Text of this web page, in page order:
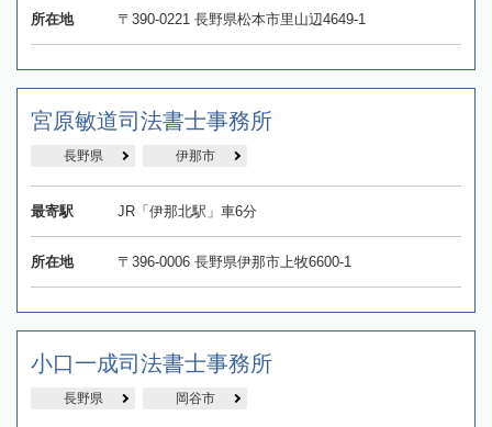
所在地 〒390-0221 長野県松本市里山辺4649-1
宮原敏道司法書士事務所
長野県 伊那市
最寄駅 JR「伊那北駅」車6分
所在地 〒396-0006 長野県伊那市上牧6600-1
小口一成司法書士事務所
長野県 岡谷市